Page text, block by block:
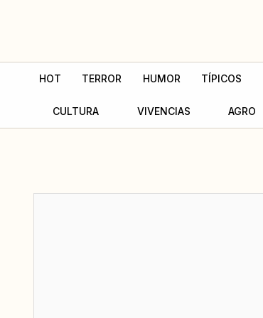
HOT TERROR HUMOR TÍPICOS
CULTURA VIVENCIAS AGRO